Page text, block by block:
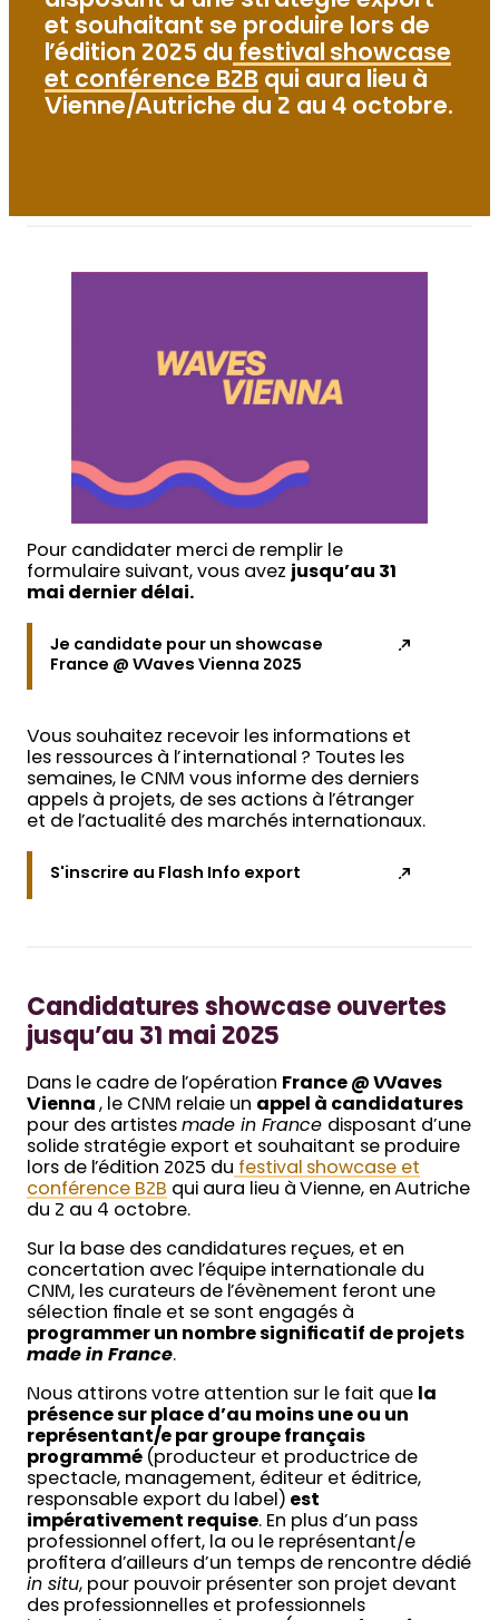
et souhaitant se produire lors de
l’édition 2025 du festival showcase
et conférence B2B qui aura lieu à
Vienne/Autriche du 2 au 4 octobre.
Pour candidater merci de remplir le
formulaire suivant, vous avez jusqu’au 31
mai dernier délai.
Je candidate pour un showcase
France @ Waves Vienna 2025
Vous souhaitez recevoir les informations et
les ressources à l’international ? Toutes les
semaines, le CNM vous informe des derniers
appels à projets, de ses actions à l’étranger
et de l’actualité des marchés internationaux.
S'inscrire au Flash Info export
Candidatures showcase ouvertes
jusqu’au 31 mai 2025
Dans le cadre de l’opération France @ Waves
Vienna , le CNM relaie un appel à candidatures
pour des artistes made in France disposant d’une
solide stratégie export et souhaitant se produire
lors de l’édition 2025 du festival showcase et
conférence B2B qui aura lieu à Vienne, en Autriche
du 2 au 4 octobre.
Sur la base des candidatures reçues, et en
concertation avec l’équipe internationale du
CNM, les curateurs de l’évènement feront une
sélection finale et se sont engagés à
programmer un nombre significatif de projets
made in France.
Nous attirons votre attention sur le fait que
la
présence sur place d’au moins une ou un
représentant/e par groupe français
programmé (producteur et productrice de
spectacle, management, éditeur et éditrice,
responsable export du label) est
impérativement requise. En plus d’un pass
professionnel offert, la ou le représentant/e
profitera d’ailleurs d’un temps de rencontre dédié
in situ, pour pouvoir présenter son projet devant
des professionnelles et professionnels